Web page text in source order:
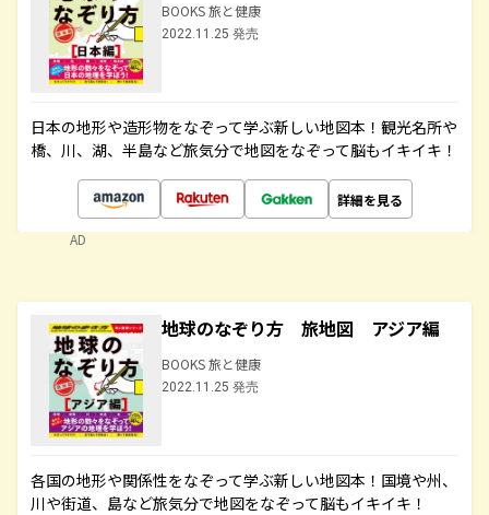
BOOKS 旅と健康
2022.11.25 発売
日本の地形や造形物をなぞって学ぶ新しい地図本！観光名所や
橋、川、湖、半島など旅気分で地図をなぞって脳もイキイキ！
詳細を見る
AD
地球のなぞり方 旅地図 アジア編
BOOKS 旅と健康
2022.11.25 発売
各国の地形や関係性をなぞって学ぶ新しい地図本！国境や州、
川や街道、島など旅気分で地図をなぞって脳もイキイキ！